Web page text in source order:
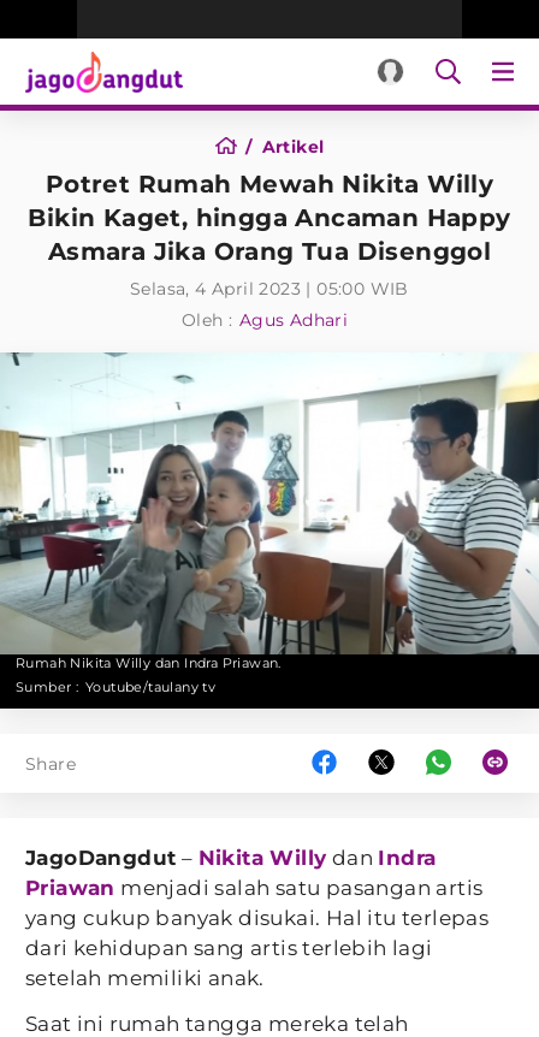
Artikel
Potret Rumah Mewah Nikita Willy
Bikin Kaget, hingga Ancaman Happy
Asmara Jika Orang Tua Disenggol
Selasa, 4 April 2023 | 05:00 WIB
Oleh : Agus Adhari
Rumah Nikita Willy dan Indra Priawan.
Sumber : Youtube/taulany tv
Share
JagoDangdut – Nikita Willy dan Indra
Priawan menjadi salah satu pasangan artis
yang cukup banyak disukai. Hal itu terlepas
dari kehidupan sang artis terlebih lagi
setelah memiliki anak.
Saat ini rumah tangga mereka telah